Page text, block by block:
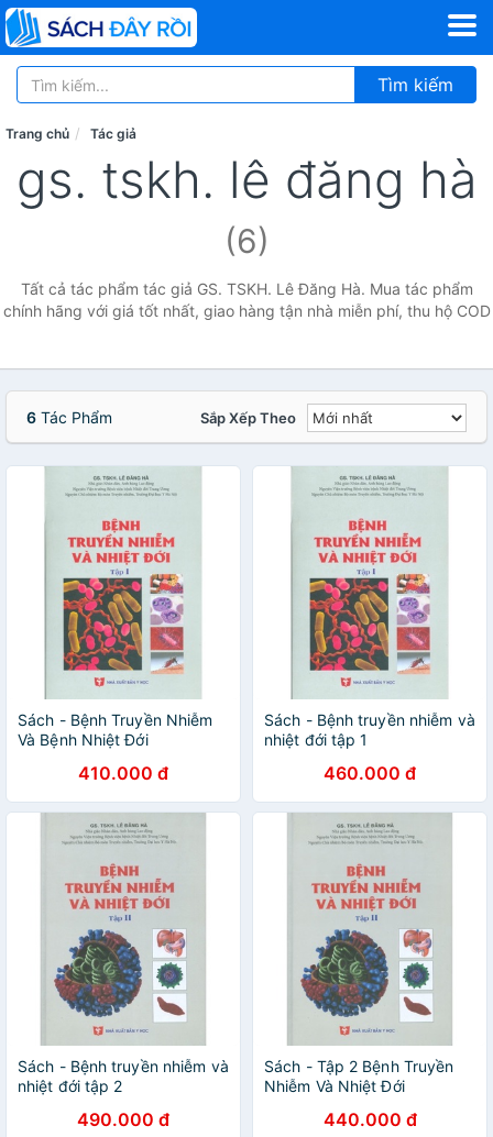
Tìm kiếm
Trang chủ Tác giả
gs. tskh. lê đăng hà
(6)
Tất cả tác phẩm tác giả GS. TSKH. Lê Đăng Hà. Mua tác phẩm
chính hãng với giá tốt nhất, giao hàng tận nhà miễn phí, thu hộ COD
6 Tác Phẩm Sắp Xếp Theo
Sách - Bệnh Truyền Nhiễm
Và Bệnh Nhiệt Đới
410.000 đ
Sách - Bệnh truyền nhiễm và
nhiệt đới tập 1
460.000 đ
Sách - Bệnh truyền nhiễm và
nhiệt đới tập 2
490.000 đ
Sách - Tập 2 Bệnh Truyền
Nhiễm Và Nhiệt Đới
440.000 đ